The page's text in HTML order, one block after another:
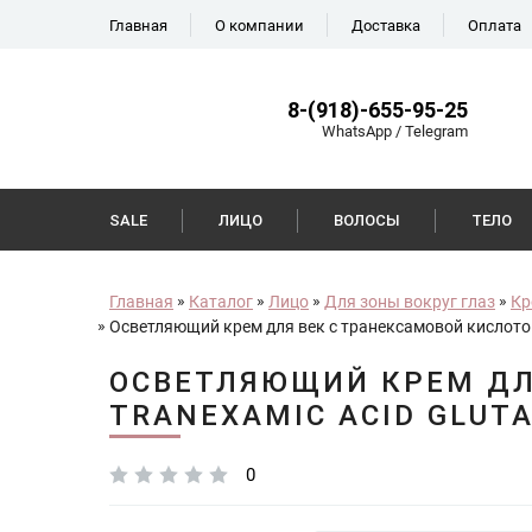
Главная О компании Доставка Оплата
8-(918)-655-95-25
WhatsApp / Telegram
SALE ЛИЦО ВОЛОСЫ ТЕЛО
Главная Каталог Лицо Для зоны вокруг глаз
Осветляющий крем для век с транексамовой
ОСВЕТЛЯЮЩИЙ КРЕМ
TRANEXAMIC ACID
0